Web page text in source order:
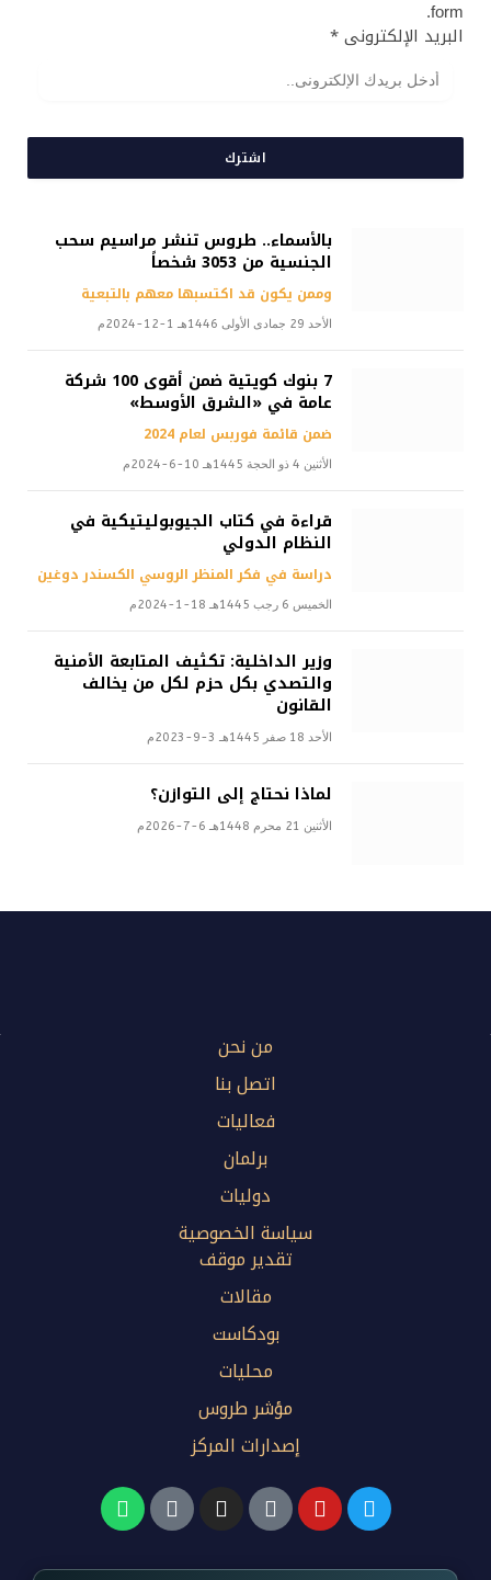
form.
البريد الإلكترونى*
اشترك
بالأسماء.. طروس تنشر مراسيم سحب
الجنسية من 3053 شخصاً
وممن يكون قد اكتسبها معهم بالتبعية
الأحد 29 جمادى الأولى 1446هـ 1-12-2024م
7 بنوك كويتية ضمن أقوى 100 شركة
عامة في «الشرق الأوسط»
ضمن قائمة فوربس لعام 2024
الأثنين 4 ذو الحجة 1445هـ 10-6-2024م
قراءة في كتاب الجيوبوليتيكية في
النظام الدولي
دراسة في فكر المنظر الروسي الكسندر دوغين
الخميس 6 رجب 1445هـ 18-1-2024م
وزير الداخلية: تكثيف المتابعة الأمنية
والتصدي بكل حزم لكل من يخالف
القانون
الأحد 18 صفر 1445هـ 3-9-2023م
لماذا نحتاج إلى التوازن؟
الأثنين 21 محرم 1448هـ 6-7-2026م
من نحن
اتصل بنا
فعاليات
برلمان
دوليات
سياسة الخصوصية
تقدير موقف
مقالات
بودكاست
محليات
مؤشر طروس
إصدارات المركز